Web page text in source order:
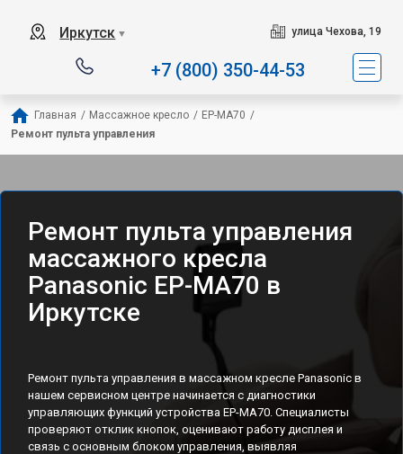
Иркутск ▼ улица Чехова, 19
+7 (800) 350-44-53
Главная / Массажное кресло / EP-MA70 /
Ремонт пульта управления
Ремонт пульта управления
массажного кресла
Panasonic EP-MA70 в
Иркутске
Ремонт пульта управления в массажном кресле Panasonic в
нашем сервисном центре начинается с диагностики
управляющих функций устройства EP-MA70. Специалисты
проверяют отклик кнопок, оценивают работу дисплея и
связь с основным блоком управления, выявляя